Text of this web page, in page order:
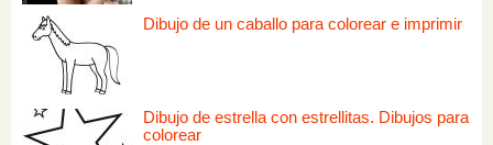
Dibujo de un caballo para colorear e imprimir
Dibujo de estrella con estrellitas. Dibujos para
colorear